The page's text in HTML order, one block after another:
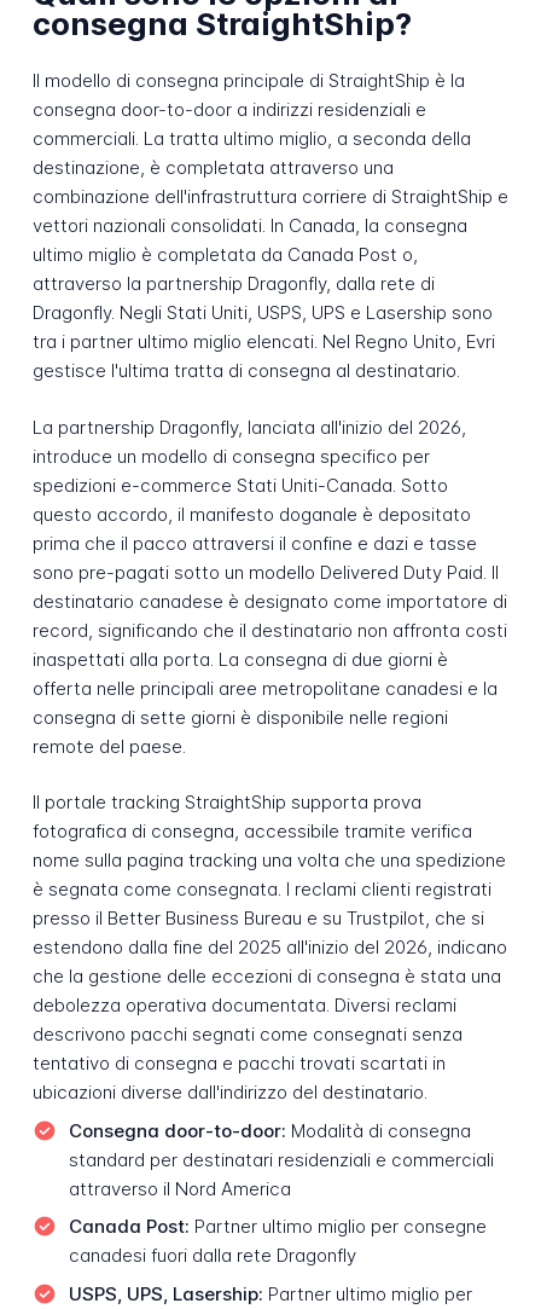
consegna StraightShip?
Il modello di consegna principale di StraightShip è la
consegna door-to-door a indirizzi residenziali e
commerciali. La tratta ultimo miglio, a seconda della
destinazione, è completata attraverso una
combinazione dell'infrastruttura corriere di StraightShip e
vettori nazionali consolidati. In Canada, la consegna
ultimo miglio è completata da Canada Post o,
attraverso la partnership Dragonfly, dalla rete di
Dragonfly. Negli Stati Uniti, USPS, UPS e Lasership sono
tra i partner ultimo miglio elencati. Nel Regno Unito, Evri
gestisce l'ultima tratta di consegna al destinatario.
La partnership Dragonfly, lanciata all'inizio del 2026,
introduce un modello di consegna specifico per
spedizioni e-commerce Stati Uniti-Canada. Sotto
questo accordo, il manifesto doganale è depositato
prima che il pacco attraversi il confine e dazi e tasse
sono pre-pagati sotto un modello Delivered Duty Paid. Il
destinatario canadese è designato come importatore di
record, significando che il destinatario non affronta costi
inaspettati alla porta. La consegna di due giorni è
offerta nelle principali aree metropolitane canadesi e la
consegna di sette giorni è disponibile nelle regioni
remote del paese.
Il portale tracking StraightShip supporta prova
fotografica di consegna, accessibile tramite verifica
nome sulla pagina tracking una volta che una spedizione
è segnata come consegnata. I reclami clienti registrati
presso il Better Business Bureau e su Trustpilot, che si
estendono dalla fine del 2025 all'inizio del 2026, indicano
che la gestione delle eccezioni di consegna è stata una
debolezza operativa documentata. Diversi reclami
descrivono pacchi segnati come consegnati senza
tentativo di consegna e pacchi trovati scartati in
ubicazioni diverse dall'indirizzo del destinatario.
Consegna door-to-door: Modalità di consegna
standard per destinatari residenziali e commerciali
attraverso il Nord America
Canada Post: Partner ultimo miglio per consegne
canadesi fuori dalla rete Dragonfly
USPS, UPS, Lasership: Partner ultimo miglio per